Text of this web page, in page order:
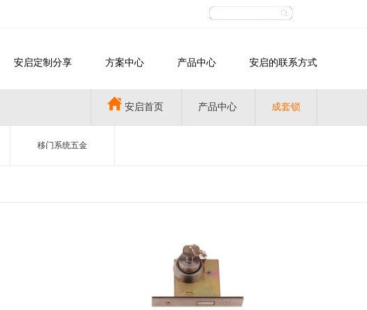
安启定制分享 方案中心 产品中心 安启的联系方式
安启首页 产品中心 成套锁
移门系统五金